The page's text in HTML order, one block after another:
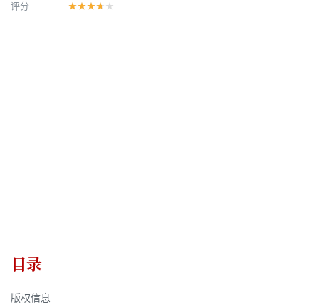
评分
★★★★★
目录
版权信息